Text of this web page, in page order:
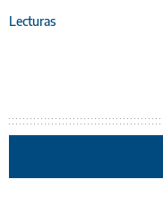
Lecturas